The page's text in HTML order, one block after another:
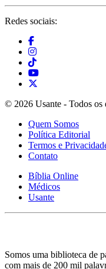
Redes sociais:
© 2026 Usante - Todos os
Quem Somos
Política Editorial
Termos e
Contato
Bíblia Online
Médicos
Usante
Somos uma biblioteca de
com mais de 200 mil